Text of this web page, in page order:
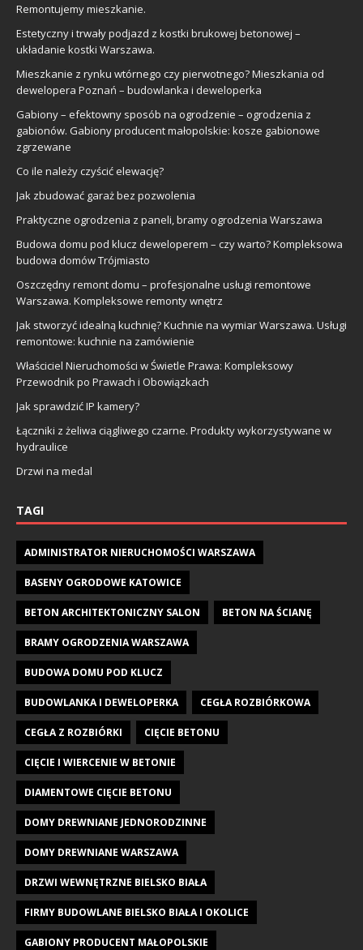
Remontujemy mieszkanie.
Estetyczny i trwały podjazd z kostki brukowej betonowej –
układanie kostki Warszawa.
Mieszkanie z rynku wtórnego czy pierwotnego? Mieszkania od
dewelopera Poznań – budowlanka i deweloperka
Gabiony – efektowny sposób na ogrodzenie – ogrodzenia z
gabionów. Gabiony producent małopolskie: kosze gabionowe
zgrzewane
Co ile należy czyścić elewację?
Jak zbudować garaż bez pozwolenia
Praktyczne ogrodzenia z paneli, bramy ogrodzenia Warszawa
Budowa domu pod klucz deweloperem – czy warto? Kompleksowa
budowa domów Trójmiasto
Oszczędny remont domu – profesjonalne usługi remontowe
Warszawa. Kompleksowe remonty wnętrz
Jak stworzyć idealną kuchnię? Kuchnie na wymiar Warszawa. Usługi
remontowe: kuchnie na zamówienie
Właściciel Nieruchomości w Świetle Prawa: Kompleksowy
Przewodnik po Prawach i Obowiązkach
Jak sprawdzić IP kamery?
Łączniki z żeliwa ciągliwego czarne. Produkty wykorzystywane w
hydraulice
Drzwi na medal
TAGI
ADMINISTRATOR NIERUCHOMOŚCI WARSZAWA
BASENY OGRODOWE KATOWICE
BETON ARCHITEKTONICZNY SALON BETON NA ŚCIANĘ
BRAMY OGRODZENIA WARSZAWA
BUDOWA DOMU POD KLUCZ
BUDOWLANKA I DEWELOPERKA CEGŁA ROZBIÓRKOWA
CEGŁA Z ROZBIÓRKI CIĘCIE BETONU
CIĘCIE I WIERCENIE W BETONIE
DIAMENTOWE CIĘCIE BETONU
DOMY DREWNIANE JEDNORODZINNE
DOMY DREWNIANE WARSZAWA
DRZWI WEWNĘTRZNE BIELSKO BIAŁA
FIRMY BUDOWLANE BIELSKO BIAŁA I OKOLICE
GABIONY PRODUCENT MAŁOPOLSKIE